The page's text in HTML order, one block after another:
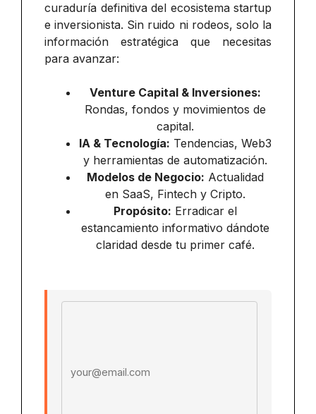
curaduría definitiva del ecosistema startup
e inversionista. Sin ruido ni rodeos, solo la
información estratégica que necesitas
para avanzar:
Venture Capital & Inversiones:
Rondas, fondos y movimientos de
capital.
IA & Tecnología: Tendencias, Web3
y herramientas de automatización.
Modelos de Negocio: Actualidad
en SaaS, Fintech y Cripto.
Propósito: Erradicar el
estancamiento informativo dándote
claridad desde tu primer café.